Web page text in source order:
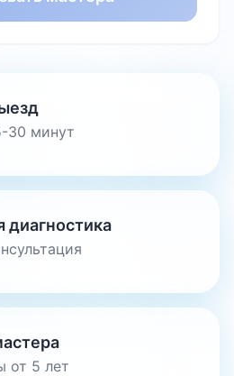
30 минут
диагностика
от 5 лет